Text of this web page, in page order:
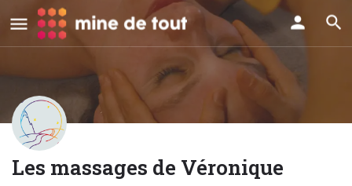
Les massages de Véronique